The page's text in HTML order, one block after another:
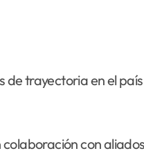
de trayectoria en el
con aliados